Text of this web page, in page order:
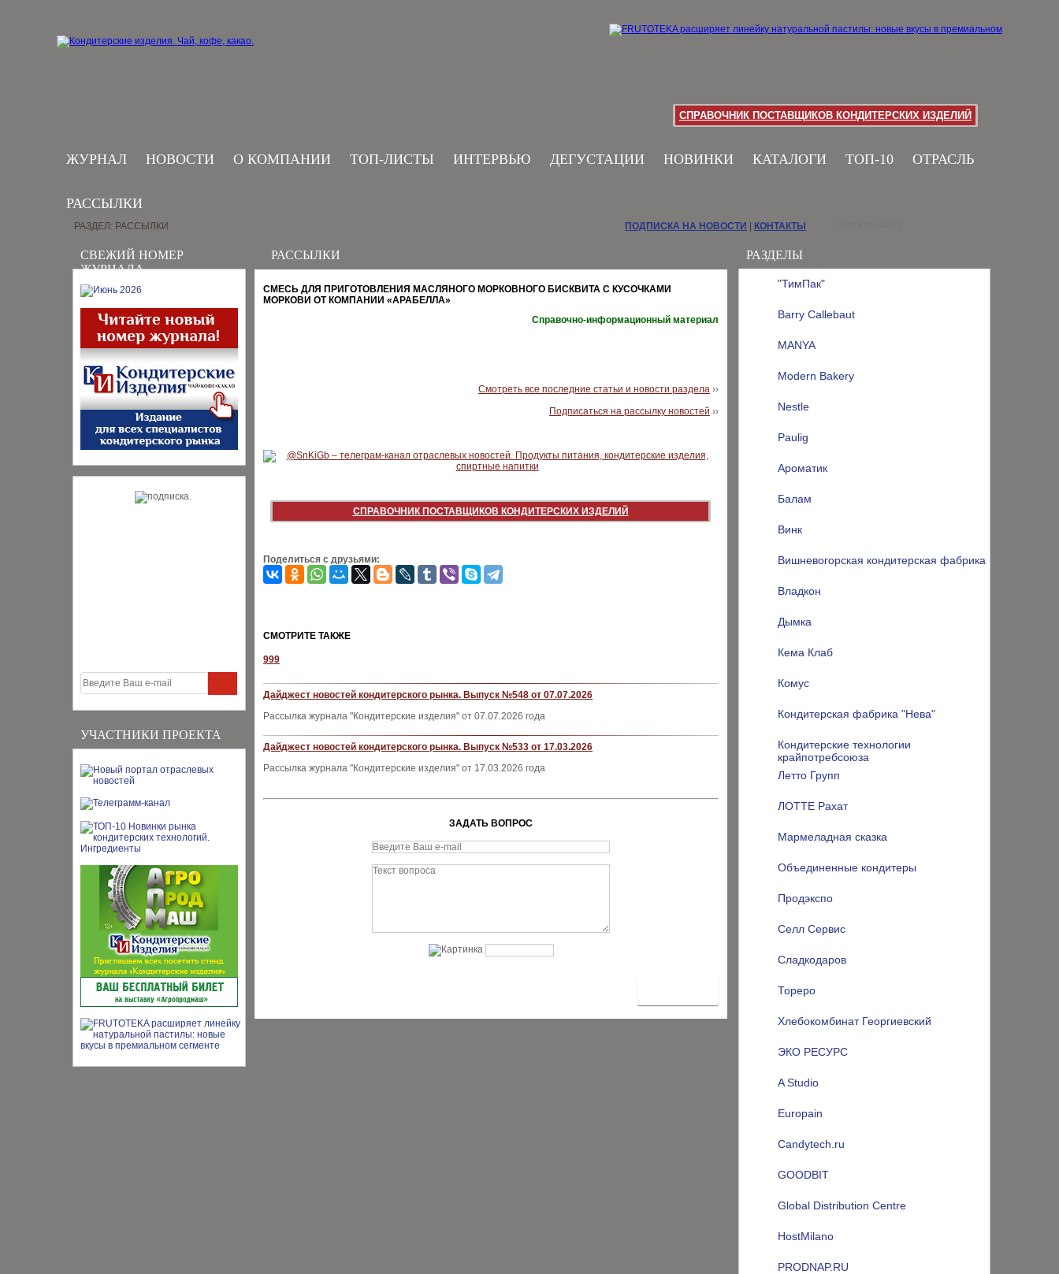
СПРАВОЧНИК ПОСТАВЩИКОВ КОНДИТЕРСКИХ ИЗДЕЛИЙ
ЖУРНАЛ НОВОСТИ О КОМПАНИИ ТОП-ЛИСТЫ ИНТЕРВЬЮ ДЕГУСТАЦИИ НОВИНКИ КАТАЛОГИ ТОП-10 ОТРАСЛЬ
РАССЫЛКИ
СВЕЖИЙ НОМЕР
ЖУРНАЛА
УЧАСТНИКИ ПРОЕКТА
РАЗДЕЛЫ
"ТимПак"
Barry Callebaut
MANYA
Modern Bakery
Nestle
Paulig
Ароматик
Балам
Винк
Вишневогорская кондитерская фабрика
Владкон
Дымка
Кема Клаб
Комус
Кондитерская фабрика "Нева"
Кондитерские технологии
крайпотребсоюза
Летто Групп
ЛОТТЕ Рахат
Мармеладная сказка
Объединенные кондитеры
Продэкспо
Селл Сервис
Сладкодаров
Тореро
Хлебокомбинат Георгиевский
ЭКО РЕСУРС
A Studio
Europain
Candytech.ru
GOODBIT
Global Distribution Centre
HostMilano
PRODNAP.RU
РАЗДЕЛ: РАССЫЛКИ ПОДПИСКА НА НОВОСТИ КОНТАКТЫ
РАССЫЛКИ
СМЕСЬ ДЛЯ ПРИГОТОВЛЕНИЯ МАСЛЯНОГО МОРКОВНОГО БИСКВИТА С КУСОЧКАМИ
МОРКОВИ ОТ КОМПАНИИ «АРАБЕЛЛА»
Справочно-информационный материал
Смотреть все последние статьи и новости раздела ››
Подписаться на рассылку новостей ››
СПРАВОЧНИК ПОСТАВЩИКОВ КОНДИТЕРСКИХ ИЗДЕЛИЙ
Поделиться с друзьями:
CМОТРИТЕ ТАКЖЕ
999
Дайджест новостей кондитерского рынка. Выпуск №548 от 07.07.2026
Рассылка журнала "Кондитерские изделия" от 07.07.2026 года
Дайджест новостей кондитерского рынка. Выпуск №533 от 17.03.2026
Рассылка журнала "Кондитерские изделия" от 17.03.2026 года
ЗАДАТЬ ВОПРОС